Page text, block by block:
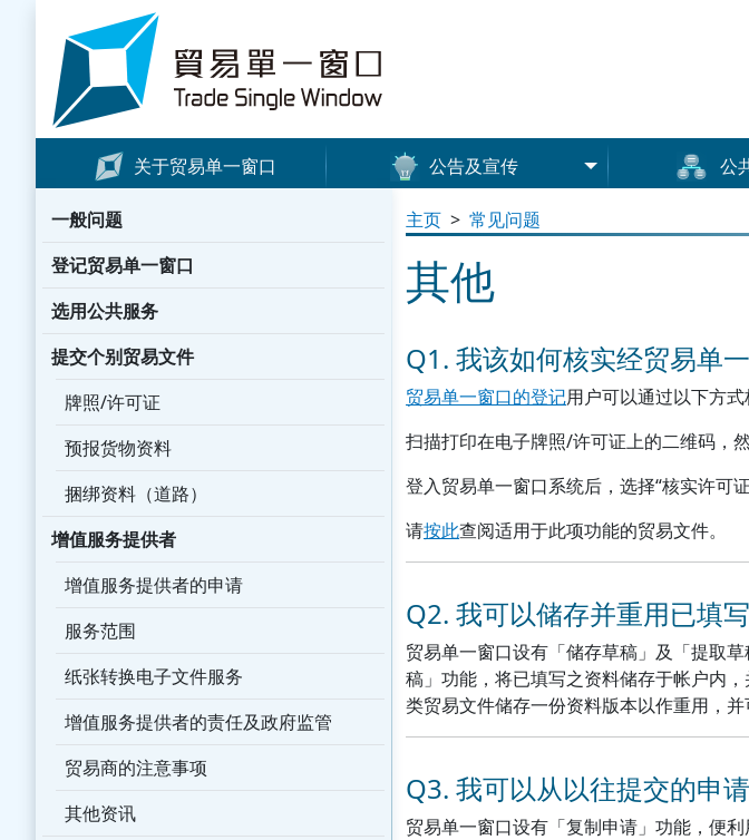
Skip to content
Trade Single Window - Home
关于贸易单一窗口
公告及宣传
新闻公报
宣传资料
小册子/海报
宣传短片
其他信息
媒体报道
公
条款及条件
核实电子牌照
性
捆绑资料（道路
增值服务提供者
服务范围
一般问题
登记贸易单一窗口
选用公共服务
提交个别贸易文件
牌照/许可证
预报货物资料
捆绑资料（道路）
增值服务提供者
增值服务提供者的申请
服务范围
纸张转换电子文件服务
增值服务提供者的责任及政府监管
贸易商的注意事项
其他资讯
主页 > 常见问题
其他
Q1. 我该如何核实经贸易单
贸易单一窗口的登记用户可以通过以下方
扫描打印在电子牌照/许可证上的二维码，
登入贸易单一窗口系统后，选择“核实许可
请按此查阅适用于此项功能的贸易文件。
Q2. 我可以储存并重用已填
贸易单一窗口设有「储存草稿」及「提取
稿」功能，将已填写之资料储存于帐户内
类贸易文件储存一份资料版本以作重用，
Q3. 我可以从以往提交的申
贸易单一窗口设有「复制申请」功能，便